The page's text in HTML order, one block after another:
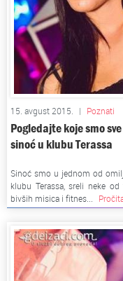
15. avgust 2015. | Poznati
Pogledajte koje smo
sinoć u klubu Terassa
Sinoć smo u jednom od
klubu Terassa, sreli neke
bivših misica i fitnes...